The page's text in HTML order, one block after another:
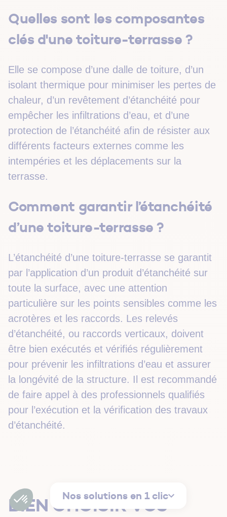
Quelles sont les composantes
clés d'une toiture-terrasse ?
Elle se compose d’une dalle de toiture, d’un
isolant thermique pour minimiser les pertes de
chaleur, d’un revêtement d’étanchéité pour
empêcher les infiltrations d’eau, et d’une
protection de l’étanchéité afin de résister aux
différents facteurs externes comme les
intempéries et les déplacements sur la
terrasse.
Comment garantir l’étanchéité
d’une toiture-terrasse ?
L’étanchéité d’une toiture-terrasse se garantit
par l’application d’un produit d’étanchéité sur
toute la surface, avec une attention
particulière sur les points sensibles comme les
acrotères et les raccords. Les relevés
d’étanchéité, ou raccords verticaux, doivent
être bien exécutés et vérifiés régulièrement
pour prévenir les infiltrations d’eau et assurer
la longévité de la structure. Il est recommandé
de faire appel à des professionnels qualifiés
pour l’exécution et la vérification des travaux
d’étanchéité.
BIEN CHOISIR VOS
Nos solutions en 1 clic